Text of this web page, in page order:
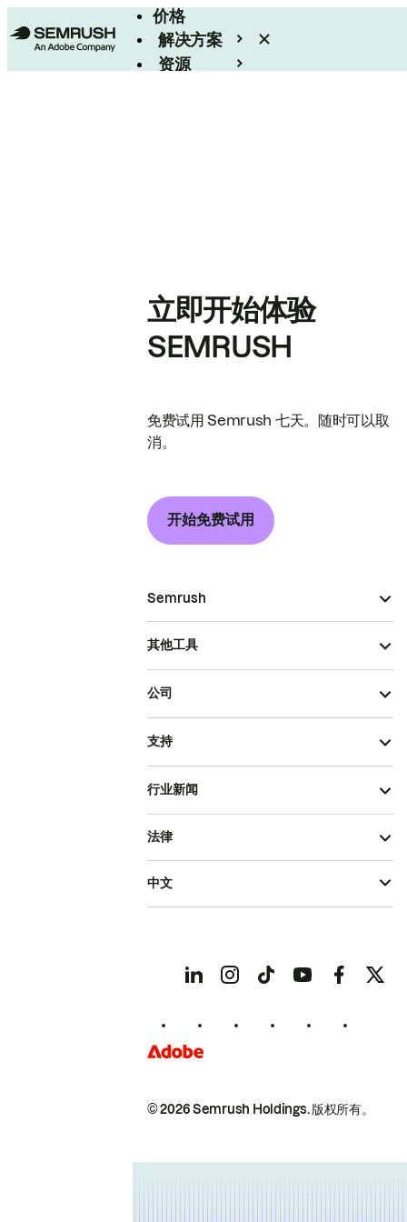
价格
解决方案
资源
立即开始体验
SEMRUSH
免费试用 Semrush 七天。随时可以取
消。
开始免费试用
Semrush
其他工具
公司
支持
行业新闻
© 2026 Semrush Holdings.版权所有。
法律
中文